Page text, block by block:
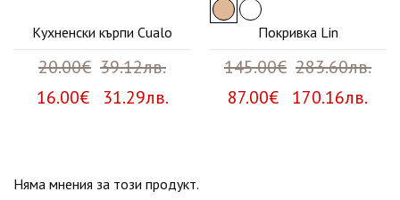
Кухненски кърпи Cualo
20.00€ 39.12лв.
16.00€ 31.29лв.
Покривка Lin
145.00€ 283.60лв.
87.00€ 170.16лв.
Няма мнения за този продукт.